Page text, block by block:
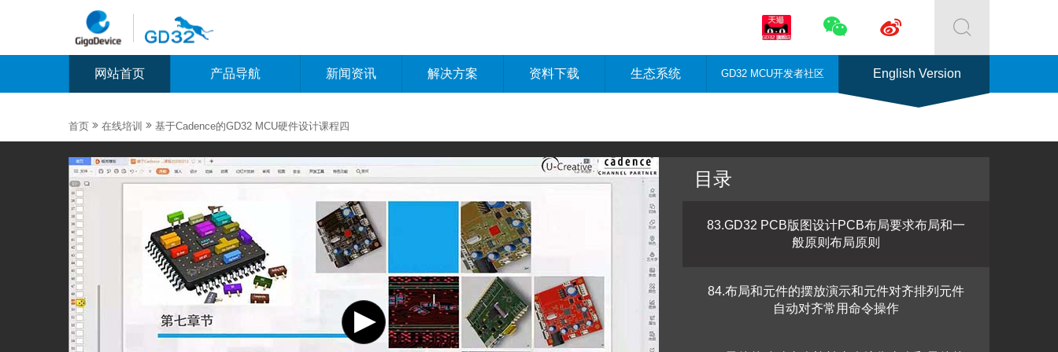

 
网站首页 产品导航 新闻资讯 解决方案 资料下载 生态系统 GD32 MCU开发者社区 English Version
首页  在线培训  基于Cadence的GD32 MCU硬件设计课程四
目录
83.GD32 PCB版图设计PCB布局要求布局和一
般原则布局原则
84.布局和元件的摆放演示和元件对齐排列元件
自动对齐常用命令操作